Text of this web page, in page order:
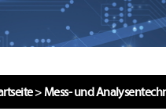
> Mess- und